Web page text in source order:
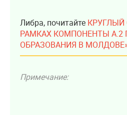
Либра, почитайте КРУГЛЫЙ
РАМКАХ КОМПОНЕНТЫ А.2
ОБРАЗОВАНИЯ В
Примечание: